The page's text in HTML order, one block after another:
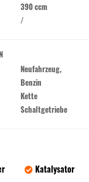
390 ccm
/
Neufahrzeug,
Benzin
Kette
Schaltgetriebe
Katalysator